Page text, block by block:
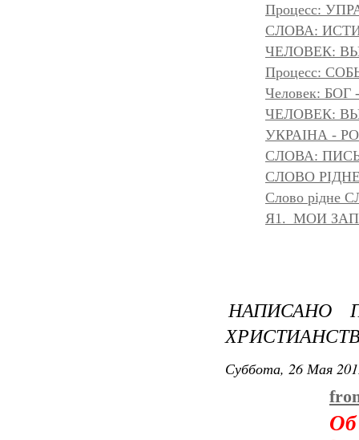
Процесс:
СЛОВА:
ЧЕЛОВЕК:
Процесс:
Человек:
ЧЕЛОВЕК:
УКРАІНА -
СЛОВА:
СЛОВО
Слово рідне
Я1._МОИ
НАПИСАНО
Суббота, 26 Мая